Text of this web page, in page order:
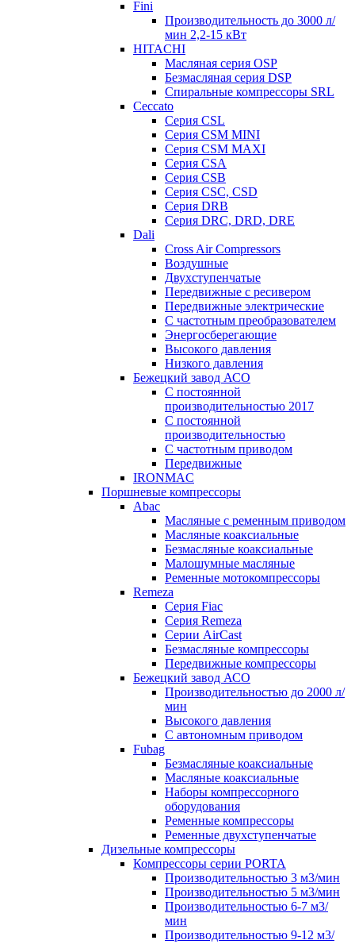
Fini
Производительность до 3000 л/
мин 2,2-15 кВт
HITACHI
Масляная серия OSP
Безмасляная серия DSP
Спиральные компрессоры SRL
Ceccato
Серия CSL
Серия CSM MINI
Серия CSM MAXI
Серия CSA
Серия CSB
Серия CSC, CSD
Серия DRB
Серия DRC, DRD, DRE
Dali
Cross Air Compressors
Воздушные
Двухступенчатые
Передвижные с ресивером
Передвижные электрические
С частотным преобразователем
Энергосберегающие
Высокого давления
Низкого давления
Бежецкий завод АСО
C постоянной
производительностью 2017
C постоянной
производительностью
С частотным приводом
Передвижные
IRONMAC
Поршневые компрессоры
Abac
Масляные с ременным приводом
Маcляные коаксиальные
Безмаcляные коаксиальные
Малошумные масляные
Ременные мотокомпрессоры
Remeza
Серия Fiac
Серия Remeza
Серии AirCast
Безмасляные компрессоры
Передвижные компрессоры
Бежецкий завод АСО
Производительностью до 2000 л/
мин
Высокого давления
С автономным приводом
Fubag
Безмасляные коаксиальные
Маcляные коаксиальные
Наборы компрессорного
оборудования
Ременные компрессоры
Ременные двухступенчатые
Дизельные компрессоры
Компрессоры серии PORTA
Производительностью 3 м3/мин
Производительностью 5 м3/мин
Производительностью 6-7 м3/
мин
Производительностью 9-12 м3/